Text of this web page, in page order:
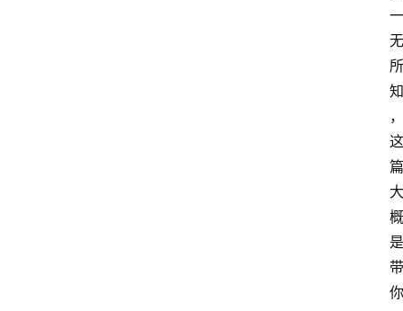
一
无
所
知
，
这
篇
大
概
是
带
你